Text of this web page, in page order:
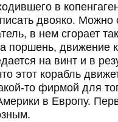
в
двояко. Можно
в нем сгорает
поршень, движение
на винт и в
этот корабль
то фирмой для
в Европу.